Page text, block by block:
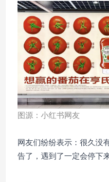
图源：小红书网友
网友们纷纷表示：很久没
告了，遇到了一定会停下